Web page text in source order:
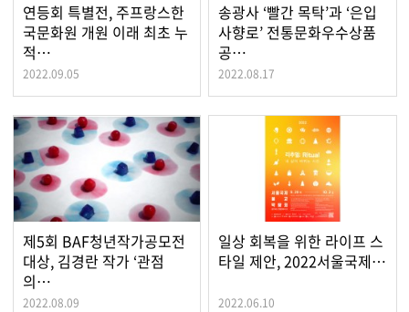
연등회 특별전, 주프랑스한
국문화원 개원 이래 최초 누
적…
2022.09.05
송광사 ‘빨간 목탁’과 ‘은입
사향로’ 전통문화우수상품
공…
2022.08.17
제5회 BAF청년작가공모전
대상, 김경란 작가 ‘관점
의…
2022.08.09
일상 회복을 위한 라이프 스
타일 제안, 2022서울국제…
2022.06.10